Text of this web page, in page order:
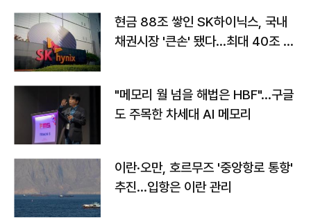
현금 88조 쌓인 SK하이닉스, 국내
채권시장 '큰손' 됐다…최대 40조 투
"메모리 월 넘을 해법은 HBF"…구글
도 주목한 차세대 AI 메모리
이란·오만, 호르무즈 '중앙항로 통항'
추진…입항은 이란 관리